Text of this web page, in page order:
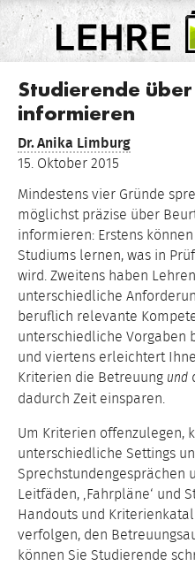
Studierende
informieren
Dr.Anika Limburg
15. Oktober 2015
Mindestens vier Gründe
möglichst präzise über
informieren: Erstens
Studiums lernen, was in
wird. Zweitens haben
unterschiedliche
beruflich relevante
unterschiedliche Vorgaben
und viertens erleichtert
Kriterien die Betreuung und
dadurch Zeit einsparen.
Um Kriterien offenzulegen,
unterschiedliche Settings
Sprechstundengesprächen
Leitfäden, ‚Fahrpläne‘ und
Handouts und
verfolgen, den
können Sie Studierende